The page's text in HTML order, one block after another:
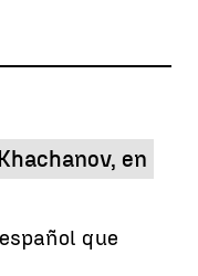
en
que